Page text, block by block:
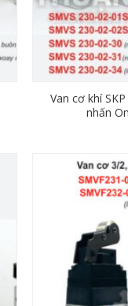
Van cơ khí
nhấn